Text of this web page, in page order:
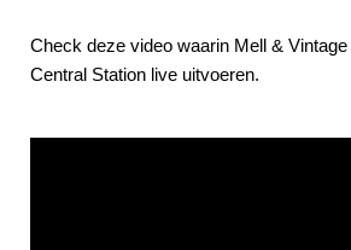
Check deze video waarin Mell &
Central Station live uitvoeren.